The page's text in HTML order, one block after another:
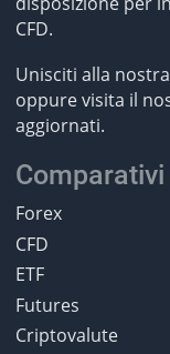
CFD.
Unisciti alla
oppure visita il
aggiornati.
Comparativi
Forex
CFD
ETF
Futures
Criptovalute